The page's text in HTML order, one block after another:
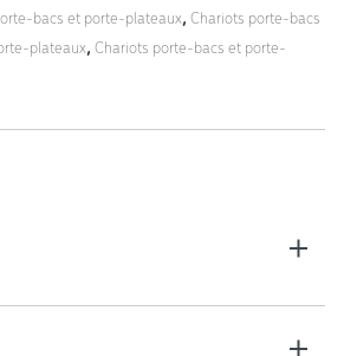
bacs et porte-plateaux, Chariots porte-bacs
plateaux, Chariots porte-bacs et porte-
1565 mm
x 1535 mm